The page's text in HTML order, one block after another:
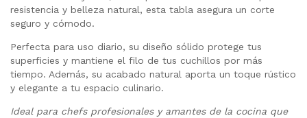
resistencia y belleza natural, esta tabla asegura un corte
seguro y cómodo.
Perfecta para uso diario, su diseño sólido protege tus
superficies y mantiene el filo de tus cuchillos por más
tiempo. Además, su acabado natural aporta un toque rústico
y elegante a tu espacio culinario.
Ideal para chefs profesionales y amantes de la cocina que